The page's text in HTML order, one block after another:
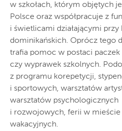
w szkołach, którym objętych
Polsce oraz współpracuje z
i świetlicami działającymi przy
dominikańskich. Oprócz tego
trafia pomoc w postaci
czy wyprawek szkolnych.
z programu korepetycji,
i sportowych, warsztatów
warsztatów psychologicznych
i rozwojowych, ferii w
wakacyjnych.